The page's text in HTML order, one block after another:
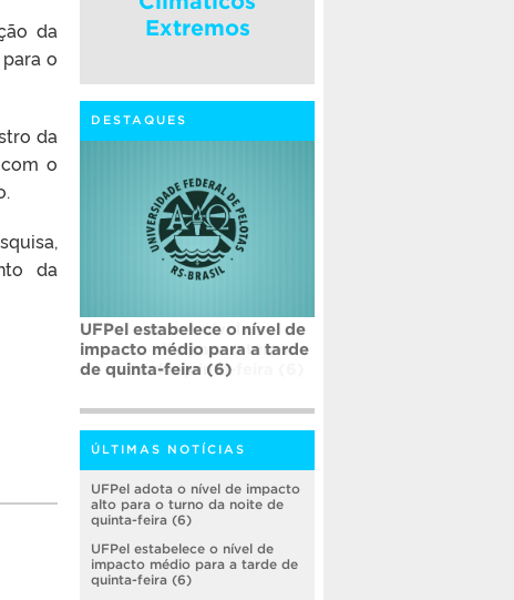
da
o
da
o
da
Extremos
DESTAQUES
UFPel estabelece o nível de
impacto médio para a tarde
de quinta-feira (6)
ÚLTIMAS NOTÍCIAS
UFPel adota o nível de impacto
alto para o turno da noite de
quinta-feira (6)
UFPel estabelece o nível de
impacto médio para a tarde de
quinta-feira (6)